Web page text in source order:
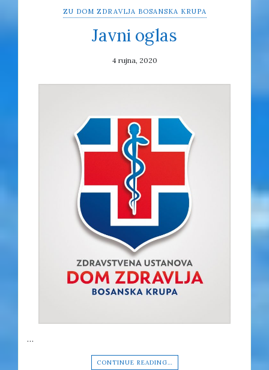
ZU DOM ZDRAVLJA BOSANSKA KRUPA
Javni oglas
4 rujna, 2020
…
CONTINUE READING…